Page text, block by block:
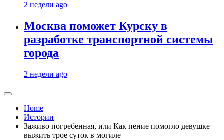
2 недели ago
Москва поможет Курску в
разработке транспортной системы
города
2 недели ago
Home
Истории
Заживо погребенная, или Как пение помогло девушке
выжить трое суток в могиле